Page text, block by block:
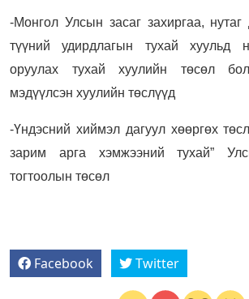
-Монгол Улсын засаг захиргаа, нутаг
түүний удирдлагын тухай хуульд
оруулах тухай хуулийн төсөл
мэдүүлсэн хуулийн төслүүд
-Үндэсний хиймэл дагуул хөөргөх
зарим арга хэмжээний тухай”
тогтоолын төсөл
Facebook Twitter